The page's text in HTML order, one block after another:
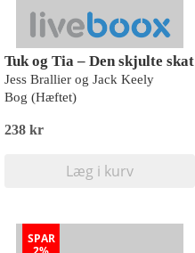
Tuk og Tia – Den skjulte skat
Jess Brallier og Jack Keely
Bog (Hæftet)
238 kr
Læg i kurv
SPAR